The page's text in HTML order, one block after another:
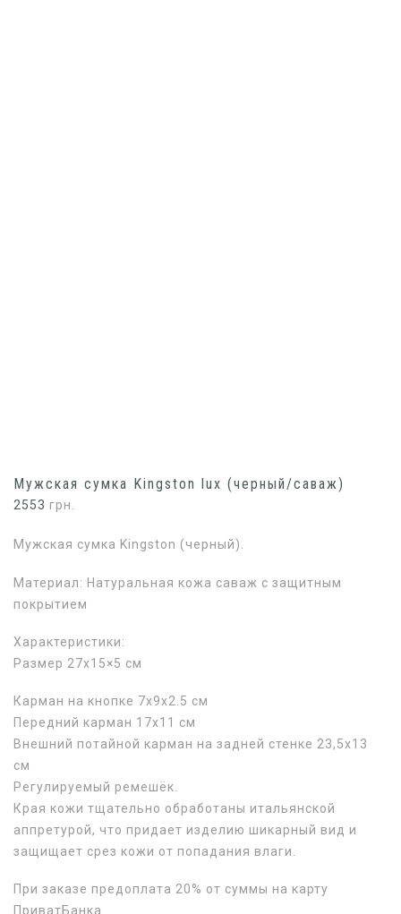
Мужская сумка Kingston lux (черный/саваж)
2553 грн.
Мужская сумка Kingston (черный).
Материал: Натуральная кожа саваж с защитным
покрытием
Характеристики:
Размер 27х15×5 см
Карман на кнопке 7х9х2.5 см
Передний карман 17х11 см
Внешний потайной карман на задней стенке 23,5х13
см
Регулируемый ремешёк.
Края кожи тщательно обработаны итальянской
аппретурой, что придает изделию шикарный вид и
защищает срез кожи от попадания влаги.
При заказе предоплата 20% от суммы на карту
ПриватБанка.